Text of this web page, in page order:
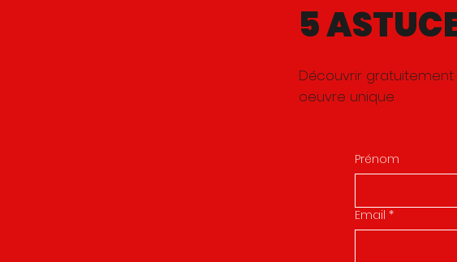
5
Découvrir
oeuvre unique
Prénom
Email *